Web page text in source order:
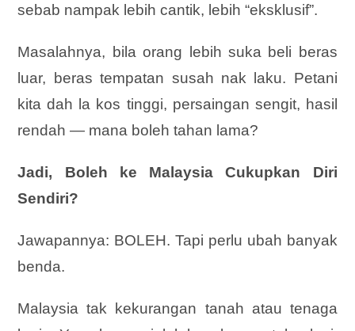
sebab nampak lebih cantik, lebih “eksklusif”.
Masalahnya, bila orang lebih suka beli beras
luar, beras tempatan susah nak laku. Petani
kita dah la kos tinggi, persaingan sengit, hasil
rendah — mana boleh tahan lama?
Jadi, Boleh ke Malaysia Cukupkan Diri
Sendiri?
Jawapannya: BOLEH. Tapi perlu ubah banyak
benda.
Malaysia tak kekurangan tanah atau tenaga